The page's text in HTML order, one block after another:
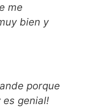
me
bien y
porque
es genial!